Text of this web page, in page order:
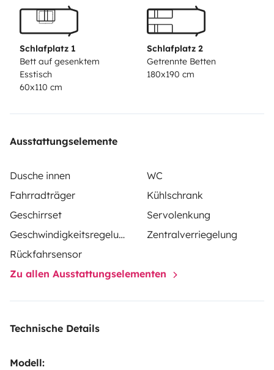
au gaz, porte vélos sur attache remorque pour 2 vélos
électriques. Toutes les fenêtres avec volets. Grace aux
panneau solaire le Van dispose d'une autonomie de 2-3
jours.Pendant votre séjour vous pouvez laisser votre
voiture sur le parking du Van.
Schlafplatz 1
Bett auf gesenktem
Esstisch
60x110 cm
Schlafplatz 2
Getrennte Betten
180x190 cm
Ausstattungselemente
Dusche innen
WC
Fahrradträger
Kühlschrank
Geschirrset
Servolenkung
Geschwindigkeitsregelung
Zentralverriegelung
Rückfahrsensor
Zu allen Ausstattungselementen
Technische Details
Modell: